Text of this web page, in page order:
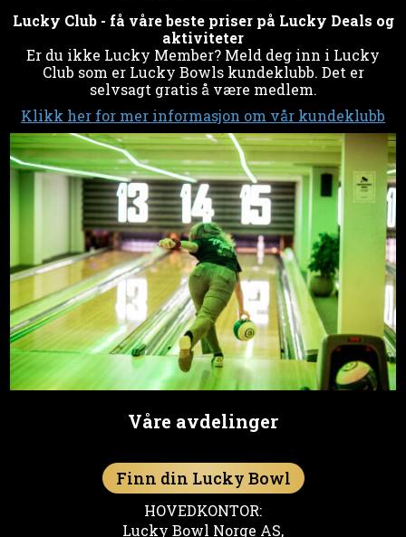
Lucky Club - få våre beste priser på Lucky Deals og
aktiviteter
Er du ikke Lucky Member? Meld deg inn i Lucky
Club som er Lucky Bowls kundeklubb. Det er
selvsagt gratis å være medlem.
Klikk her for mer informasjon om vår kundeklubb
Våre avdelinger
Finn din Lucky Bowl
HOVEDKONTOR:
Lucky Bowl Norge AS,